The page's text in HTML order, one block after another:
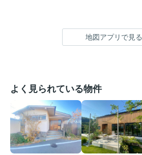
地図アプリで見る
よく見られている物件